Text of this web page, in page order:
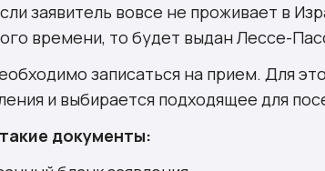
заявитель вовсе не проживает в
времени, то будет выдан Лессе-
записаться на прием. Для
и выбирается подходящее для
документы: